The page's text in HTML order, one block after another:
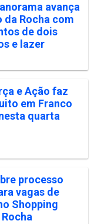
avança
da Rocha com
de dois
e lazer
e Ação faz
em Franco
quarta
processo
vagas de
Shopping